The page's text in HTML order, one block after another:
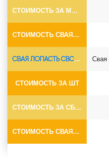
СТОИМОСТЬ ЗА МОНТАЖ
СТОИМОСТЬ СВАЯ+СБОРКА (БЕЗ ОГОЛОВКА)
СВАЯ ЛОПАСТЬ СВС-Ø89*6.5
СТОИМОСТЬ ЗА ШТ
СТОИМОСТЬ ЗА СБОРКУ
СТОИМОСТЬ СВАЯ+СБОРКА (БЕЗ ОГОЛОВКА)
Свая